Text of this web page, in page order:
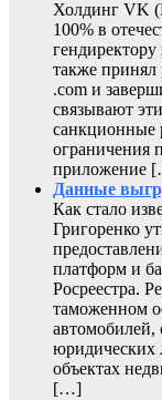
Холдинг VK
100% в
также принял
.com и
связывают
санкционные
ограничения
приложение
Данные
Как стало
Григоренко
платформ и
Росреестра.
таможенном
автомобилей,
юридических
объектах
[…]